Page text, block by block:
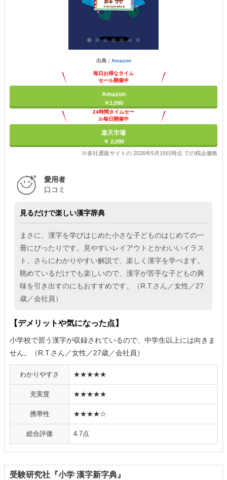
出典： Amazon
毎日お得なタイム
セール開催中
Amazon
￥2,090
24時間タイムセー
ル毎日開催中
楽天市場
￥ 2,090
※各社通販サイトの 2026年5月19日時点 での税込価格
愛用者
口コミ
見るだけで楽しい漢字辞典
まさに、漢字を学びはじめた小さな子どものはじめての一
冊にぴったりです。見やすいレイアウトとかわいいイラス
ト、さらにわかりやすい解説で、楽しく漢字を学べます。
眺めているだけでも楽しいので、漢字が苦手な子どもの興
味を引き出すのにもおすすめです。（R.T.さん／女性／27
歳／会社員）
【デメリットや気になった点】
小学校で習う漢字が収録されているので、中学生以上には向きま
せん。（R.T.さん／女性／27歳／会社員）
わかりやすさ ★★★★★
充実度 ★★★★★
携帯性 ★★★★☆
総合評価 4.7点
受験研究社『小学 漢字新字典』